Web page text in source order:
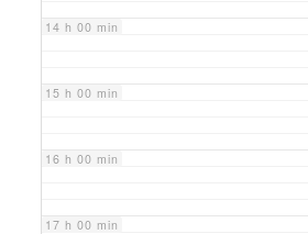
14 h 00 min
15 h 00 min
16 h 00 min
17 h 00 min